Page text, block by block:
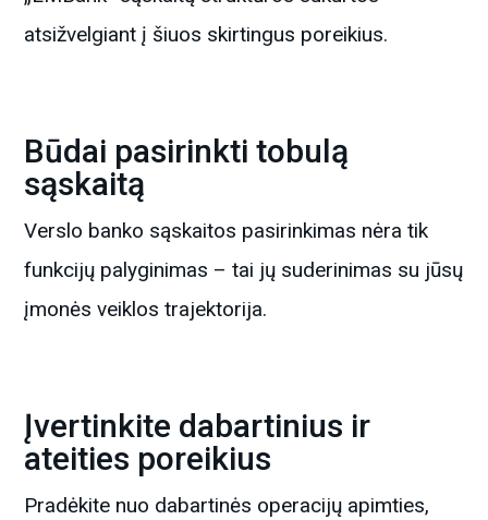
atsižvelgiant į šiuos skirtingus poreikius.
Būdai pasirinkti tobulą
sąskaitą
Verslo banko sąskaitos pasirinkimas nėra tik
funkcijų palyginimas – tai jų suderinimas su jūsų
įmonės veiklos trajektorija.
Įvertinkite dabartinius ir
ateities poreikius
Pradėkite nuo dabartinės operacijų apimties,